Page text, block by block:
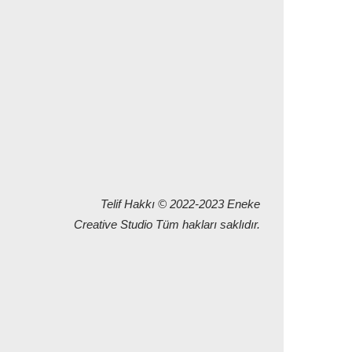
Telif Hakkı © 2022-2023 Eneke
Creative Studio Tüm hakları saklıdır.